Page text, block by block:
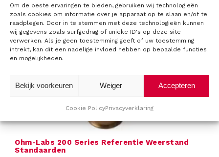
Om de beste ervaringen te bieden, gebruiken wij technologieën
zoals cookies om informatie over je apparaat op te slaan en/of te
raadplegen. Door in te stemmen met deze technologieën kunnen
wij gegevens zoals surfgedrag of unieke ID's op deze site
verwerken. Als je geen toestemming geeft of uw toestemming
intrekt, kan dit een nadelige invloed hebben op bepaalde functies
en mogelijkheden.
Accepteren
Weiger
Bekijk voorkeuren
Cookie PolicyPrivacyverklaring
Ohm-Labs 100 Serie Weerstandsstandaarden
Ohm-Labs 200 Series Referentie Weerstand
Standaarden